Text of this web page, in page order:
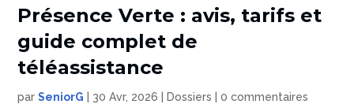
Présence Verte : avis, tarifs et
guide complet de
téléassistance
parSeniorG | 30 Avr, 2026 |Dossiers |0 commentaires